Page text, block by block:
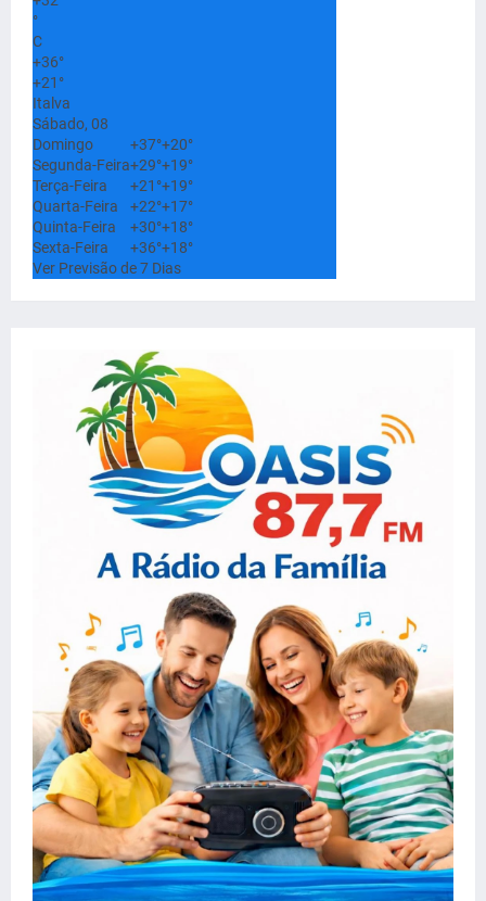
°
C
+36°
+21°
Italva
Sábado, 08
Domingo
+37°+20°
Segunda-Feira+29°+19°
Terça-Feira
+21°+19°
Quarta-Feira
+22°+17°
Quinta-Feira
+30°+18°
Sexta-Feira
+36°+18°
Ver Previsão de 7 Dias